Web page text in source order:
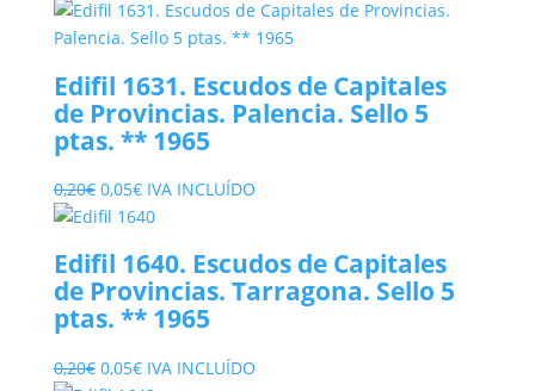
precio
original
0,20€.
precio
actual
0,10€.
Edifil 1631. Escudos de Capitales
de Provincias. Palencia. Sello 5
ptas. ** 1965
0,20€ El
precio
era:
0,20€.
0,05€El
precio
es:
0,05€.
IVA INCLUÍDO
Edifil 1640. Escudos de Capitales
de Provincias. Tarragona. Sello 5
ptas. ** 1965
0,20€ El
0,05€ElIVA INCLUÍDO